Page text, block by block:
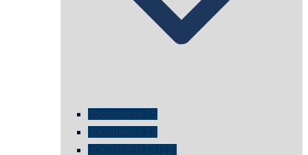
documenta 15
documenta 14
dOCUMENTA(13)